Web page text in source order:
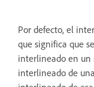
Por defecto, el
que significa que
interlineado en un
interlineado de